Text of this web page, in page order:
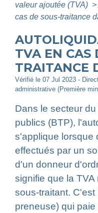
valeur ajoutée (TVA) >
cas de sous-traitance
TVA EN CAS
TRAITANCE
Vérifié le 07 Jul 2023 -
administrative (Première
Dans le secteur
publics (BTP),
s'applique lorsque
effectués par un
d'un donneur
signifie que la
sous-traitant. C'est
preneuse) qui